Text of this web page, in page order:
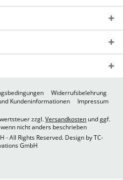
Widerrufsbelehrung
Kundeninformationen Impressum
zzgl.Versandkosten und ggf.
nicht anders beschrieben
- All Rights Reserved. Design byTC-
GmbH